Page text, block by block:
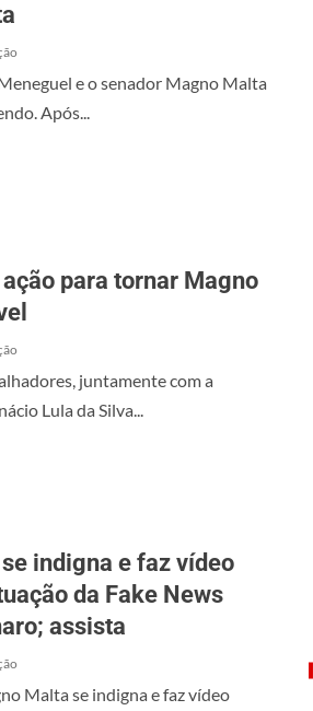
e o senador Magno Malta
Após...
para tornar Magno
juntamente com a
Lula da Silva...
indigna e faz vídeo
da Fake News
assista
Malta se indigna e faz vídeo